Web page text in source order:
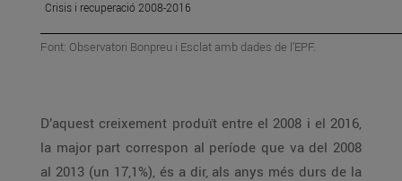
Crisis i recuperació 2008-2016
Font: Observatori Bonpreu i Esclat amb dades de l’EPF.
D’aquest creixement produït entre el 2008 i el 2016,
la major part correspon al període que va del 2008
al 2013 (un 17,1%), és a dir, als anys més durs de la